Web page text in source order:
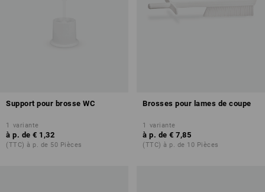
Support pour brosse WC
1 variante
à p. de € 1,32
(TTC) à p. de 50 Pièces
Brosses pour lames de coupe
1 variante
à p. de € 7,85
(TTC) à p. de 10 Pièces